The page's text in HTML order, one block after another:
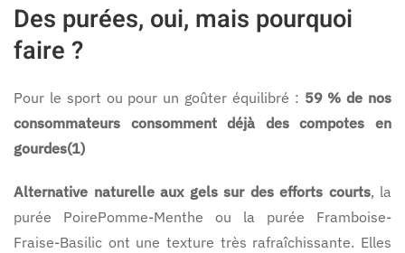
Des purées, oui, mais pourquoi
faire ?
Pour le sport ou pour un goûter équilibré : 59 % de nos
consommateurs consomment déjà des compotes en
gourdes(1)
Alternative naturelle aux gels sur des efforts courts, la
purée PoirePomme-Menthe ou la purée Framboise-
Fraise-Basilic ont une texture très rafraîchissante. Elles